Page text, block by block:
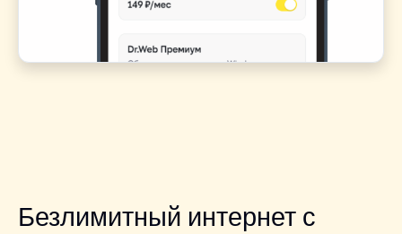
Безлимитный интернет с